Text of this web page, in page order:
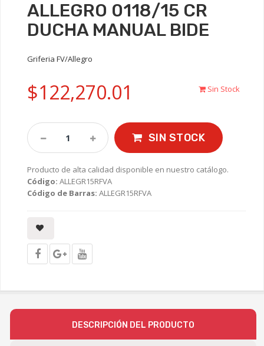
ALLEGRO 0118/15 CR
DUCHA MANUAL BIDE
Griferia FV/Allegro
Sin Stock
$122,270.01
SIN STOCK
Producto de alta calidad disponible en nuestro catálogo.
Código: ALLEGR15RFVA
Código de Barras: ALLEGR15RFVA
DESCRIPCIÓN DEL PRODUCTO